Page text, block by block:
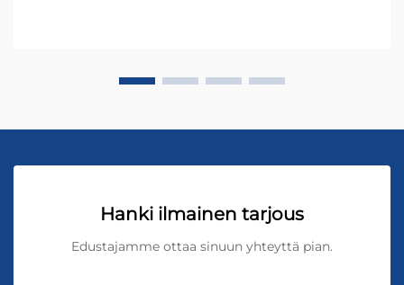
Hanki ilmainen tarjous
Edustajamme ottaa sinuun yhteyttä pian.